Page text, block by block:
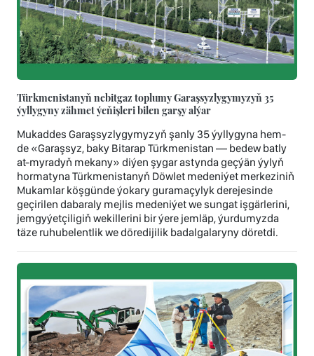
Türkmenistanyň nebitgaz toplumy Garaşsyzlygymyzyň 35
ýyllygyny zähmet ýeňişleri bilen garşy alýar
Mukaddes Garaşsyzlygymyzyň şanly 35 ýyllygyna hem-
de «Garaşsyz, baky Bitarap Türkmenistan — bedew batly
at-myradyň mekany» diýen şygar astynda geçýän ýylyň
hormatyna Türkmenistanyň Döwlet medeniýet merkeziniň
Mukamlar köşgünde ýokary guramaçylyk derejesinde
geçirilen dabaraly mejlis medeniýet we sungat işgärlerini,
jemgyýetçiligiň wekillerini bir ýere jemläp, ýurdumyzda
täze ruhubelentlik we döredijilik badalgalaryny döretdi.